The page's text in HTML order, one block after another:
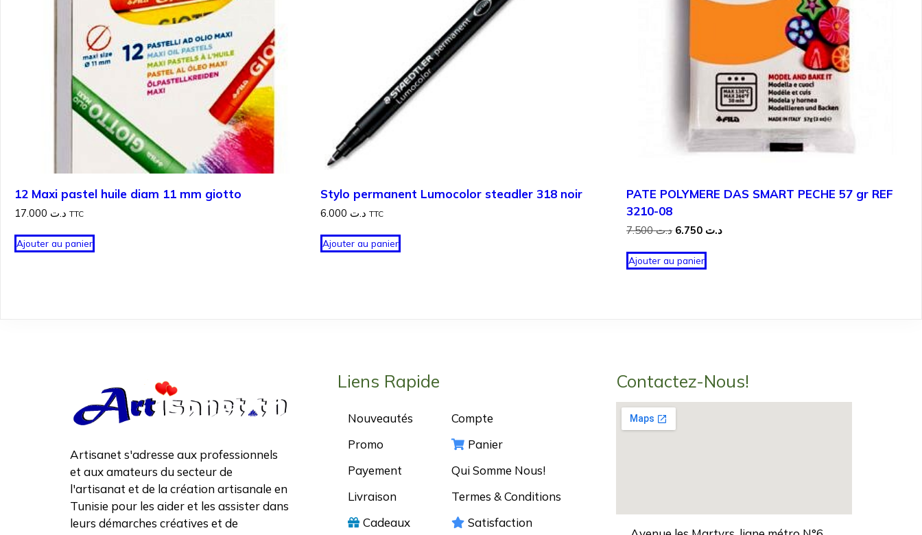
12 Maxi pastel huile diam 11 mm giotto
د.ت TTC
Ajouter au panier
Stylo permanent Lumocolor steadler 318 noir
د.ت TTC
Ajouter au panier
PATE POLYMERE DAS SMART PECHE 57 gr REF
3210-08
د.ت7.500
Le
initial
était :
د.تLe
Ajouter au panier
Artisanet s'adresse aux professionnels
et aux amateurs du secteur de
l'artisanat et de la création artisanale en
Tunisie pour les aider et les assister dans
leurs démarches créatives et de
Liens Rapide
Nouveautés
Promo
Payement
Livraison
Cadeaux
Compte
Panier
Qui Somme Nous!
Termes & Conditions
Satisfaction
Contactez-Nous!